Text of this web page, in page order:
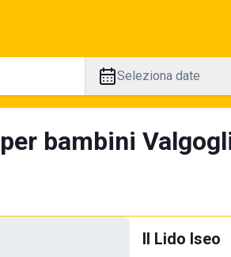
Seleziona date
bambini
Il Lido Iseo